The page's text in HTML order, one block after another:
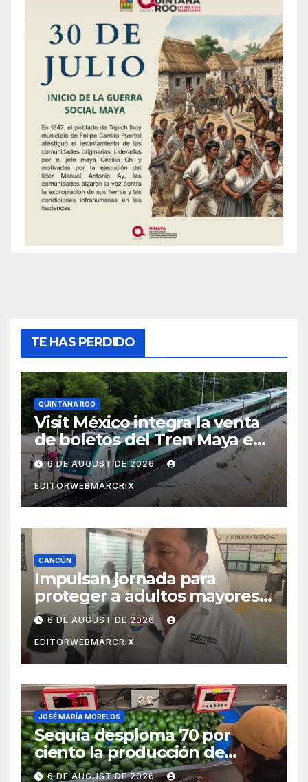
TE HAS PERDIDO
QUINTANA ROO
Visit México integra la venta
de boletos del Tren Maya en
su plataforma oficial
6 DE AUGUST DE 2026
EDITORWEBMARCRIX
CANCÚN
Impulsan jornada para
proteger a adultos mayores
de fraudes en Cancún
6 DE AUGUST DE 2026
EDITORWEBMARCRIX
JOSÉ MARÍA MORELOS
Sequía desploma 70 por
ciento la producción de
aguacate en Candelaria
6 DE AUGUST DE 2026